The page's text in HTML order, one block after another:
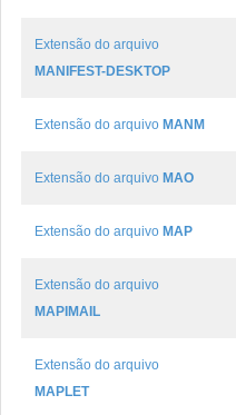
Extensão do arquivo
MANIFEST-DESKTOP
Extensão do arquivo MANM
Extensão do arquivo MAO
Extensão do arquivo MAP
Extensão do arquivo
MAPIMAIL
Extensão do arquivo
MAPLET